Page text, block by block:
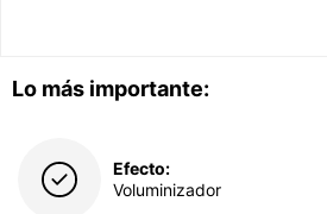
Lo más importante:
Efecto:
Voluminizador